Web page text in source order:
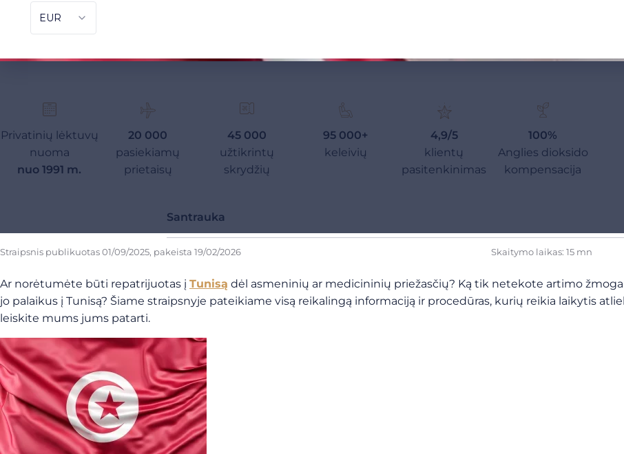
Privatinių lėktuvų
nuoma
nuo 1991 m.
20 000
pasiekiamų
prietaisų
45 000
užtikrintų
skrydžių
95 000+
keleivių
4,9/5
klientų
pasitenkinimas
100%
Anglies dioksido
kompensacija
Santrauka
Straipsnis publikuotas01/09/2025, pakeista 19/02/2026 Skaitymo laikas: 15 mn
Ar norėtumėte būti repatrijuotas į Tunisą dėl asmeninių ar medicininių priežasčių? Ką tik netekote artimo
jo palaikus į Tunisą? Šiame straipsnyje pateikiame visą reikalingą informaciją ir procedūras, kurių reikia laikytis
leiskite mums jums patarti.